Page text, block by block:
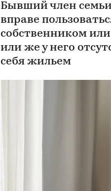
Бывший член
вправе
собственником
или же у него
себя жильем